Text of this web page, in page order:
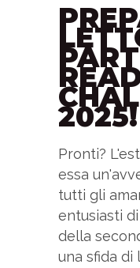
2025!
Pronti?
essa
tutti gli
entusiasti
della
una sfida